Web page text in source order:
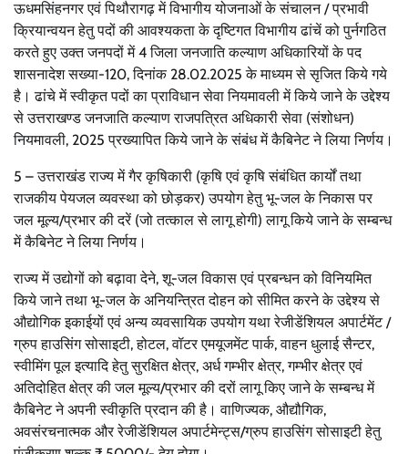
ऊधमसिंहनगर एवं पिथौरागढ़ में विभागीय योजनाओं के संचालन / प्रभावी
क्रियान्वयन हेतु पदों की आवश्यकता के दृष्टिगत विभागीय ढांचें को पुर्नगठित
करते हुए उक्त जनपदों में 4 जिला जनजाति कल्याण अधिकारियों के पद
शासनादेश सख्या-120, दिनांक 28.02.2025 के माध्यम से सृजित किये गये
है। ढांचे में स्वीकृत पदों का प्राविधान सेवा नियमावली में किये जाने के उद्देश्य
से उत्तराखण्ड जनजाति कल्याण राजपत्रित अधिकारी सेवा (संशोधन)
नियमावली, 2025 प्रख्यापित किये जाने के संबंध में कैबिनेट ने लिया निर्णय।
5 – उत्तराखंड राज्य में गैर कृषिकारी (कृषि एवं कृषि संबंधित कार्यों तथा
राजकीय पेयजल व्यवस्था को छोड़कर) उपयोग हेतु भू-जल के निकास पर
जल मूल्य/प्रभार की दरें (जो तत्काल से लागू होगी) लागू किये जाने के सम्बन्ध
में कैबिनेट ने लिया निर्णय।
राज्य में उद्योगों को बढ़ावा देने, शू-जल विकास एवं प्रबन्धन को विनियमित
किये जाने तथा भू-जल के अनियन्त्रित दोहन को सीमित करने के उद्देश्य से
औद्योगिक इकाईयों एवं अन्य व्यवसायिक उपयोग यथा रेजीडेंशियल अपार्टमेंट /
ग्रुप हाउसिंग सोसाइटी, होटल, वॉटर एमयूजमेंट पार्क, वाहन धुलाई सैन्टर,
स्वीमिंग पूल इत्यादि हेतु सुरक्षित क्षेत्र, अर्ध गम्भीर क्षेत्र, गम्भीर क्षेत्र एवं
अतिदोहित क्षेत्र की जल मूल्य/प्रभार की दरों लागू किए जाने के सम्बन्ध में
कैबिनेट ने अपनी स्वीकृति प्रदान की है। वाणिज्यक, औद्यौगिक,
अवसंरचनात्मक और रेजीडेंशियल अपार्टमेन्ट्स/ग्रुप हाउसिंग सोसाइटी हेतु